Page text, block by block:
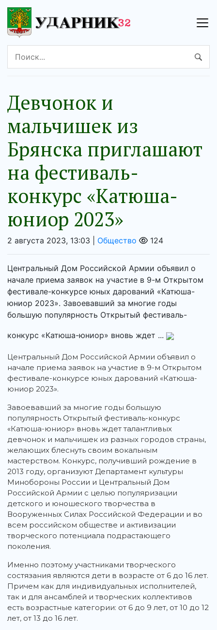
Девчонок и
мальчишек из
Брянска приглашают
на фестиваль-
конкурс «Катюша-
юниор 2023»
2 августа 2023, 13:03 | Общество 124
Центральный Дом Российской Армии объявил о
начале приема заявок на участие в 9-м Открытом
фестивале-конкурсе юных дарований «Катюша-
юниор 2023». Завоевавший за многие годы
большую популярность Открытый фестиваль-
конкурс «Катюша-юниор» вновь ждет ...
Центральный Дом Российской Армии объявил о
начале приема заявок на участие в 9-м Открытом
фестивале-конкурсе юных дарований «Катюша-
юниор 2023».
Завоевавший за многие годы большую
популярность Открытый фестиваль-конкурс
«Катюша-юниор» вновь ждет талантливых
девчонок и мальчишек из разных городов страны,
желающих блеснуть своим вокальным
мастерством. Конкурс, получивший рождение в
2013 году, организуют Департамент культуры
Минобороны России и Центральный Дом
Российской Армии с целью популяризации
детского и юношеского творчества в
Вооруженных Силах Российской Федерации и во
всем российском обществе и активизации
творческого потенциала подрастающего
поколения.
Именно поэтому участниками творческого
состязания являются дети в возрасте от 6 до 16 лет.
Причем как для индивидуальных исполнителей,
так и для ансамблей и творческих коллективов
есть возрастные категории: от 6 до 9 лет, от 10 до 12
лет, от 13 до 16 лет.